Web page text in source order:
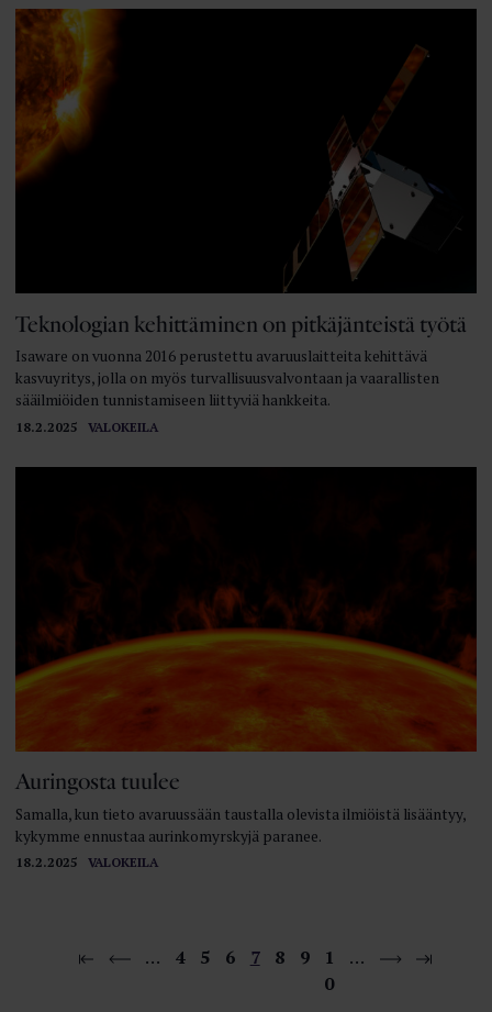
18.2.2025 VALOKEILA
Teknologian kehittäminen on pitkäjänteistä työtä
Isaware on vuonna 2016 perustettu avaruuslaitteita kehittävä
kasvuyritys, jolla on myös turvallisuusvalvontaan ja vaarallisten
sääilmiöiden tunnistamiseen liittyviä hankkeita.
18.2.2025 VALOKEILA
Auringosta tuulee
Samalla, kun tieto avaruussään taustalla olevista ilmiöistä lisääntyy,
kykymme ennustaa aurinkomyrskyjä paranee.
… 4 5 6 7 8 9
1
0
…